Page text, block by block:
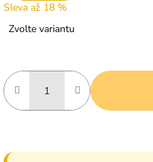
Sleva až 18 %
cena:
Zvolte variantu